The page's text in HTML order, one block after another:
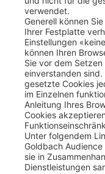
verwendet.
Generell können
Ihrer Festplatte
Einstellungen
können Ihren
Sie vor dem
einverstanden sind.
gesetzte Cookies
im Einzelnen
Anleitung Ihres
Cookies
Unter folgendem
Goldbach
sie in
Dienstleistungen